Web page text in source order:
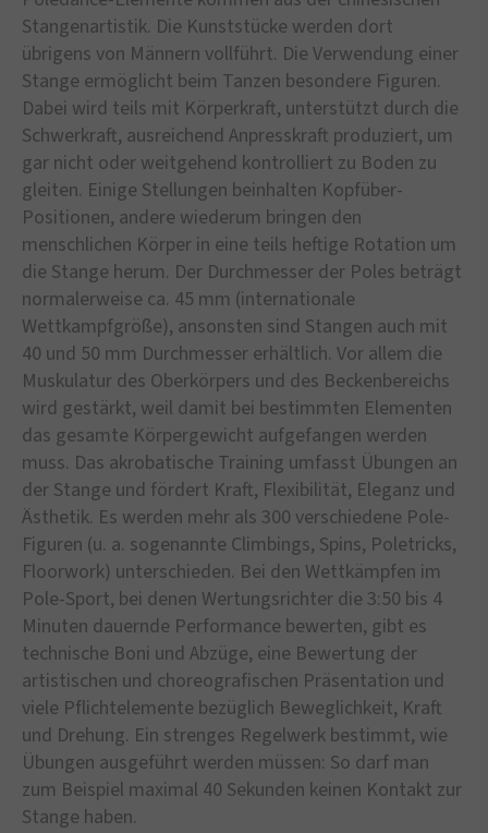
Stangenartistik. Die Kunststücke werden dort
übrigens von Männern vollführt. Die Verwendung einer
Stange ermöglicht beim Tanzen besondere Figuren.
Dabei wird teils mit Körperkraft, unterstützt durch die
Schwerkraft, ausreichend Anpresskraft produziert, um
gar nicht oder weitgehend kontrolliert zu Boden zu
gleiten. Einige Stellungen beinhalten Kopfüber-
Positionen, andere wiederum bringen den
menschlichen Körper in eine teils heftige Rotation um
die Stange herum. Der Durchmesser der Poles beträgt
normalerweise ca. 45 mm (internationale
Wettkampfgröße), ansonsten sind Stangen auch mit
40 und 50 mm Durchmesser erhältlich. Vor allem die
Muskulatur des Oberkörpers und des Beckenbereichs
wird gestärkt, weil damit bei bestimmten Elementen
das gesamte Körpergewicht aufgefangen werden
muss. Das akrobatische Training umfasst Übungen an
der Stange und fördert Kraft, Flexibilität, Eleganz und
Ästhetik. Es werden mehr als 300 verschiedene Pole-
Figuren (u. a. sogenannte Climbings, Spins, Poletricks,
Floorwork) unterschieden. Bei den Wettkämpfen im
Pole-Sport, bei denen Wertungsrichter die 3:50 bis 4
Minuten dauernde Performance bewerten, gibt es
technische Boni und Abzüge, eine Bewertung der
artistischen und choreografischen Präsentation und
viele Pflichtelemente bezüglich Beweglichkeit, Kraft
und Drehung. Ein strenges Regelwerk bestimmt, wie
Übungen ausgeführt werden müssen: So darf man
zum Beispiel maximal 40 Sekunden keinen Kontakt zur
Stange haben.